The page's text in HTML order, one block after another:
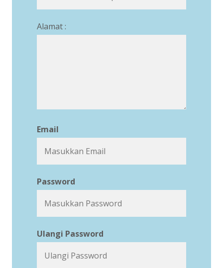
Alamat :
Email
Password
Ulangi Password